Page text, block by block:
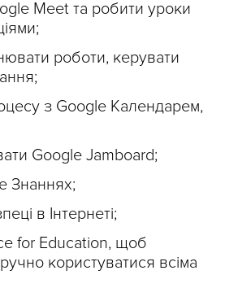
Meet та робити уроки
роботи, керувати
з Google Календарем,
Google Jamboard;
Знаннях;
в Інтернеті;
for Education, щоб
користуватися всіма